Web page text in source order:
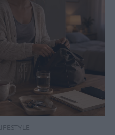
LIFESTYLE